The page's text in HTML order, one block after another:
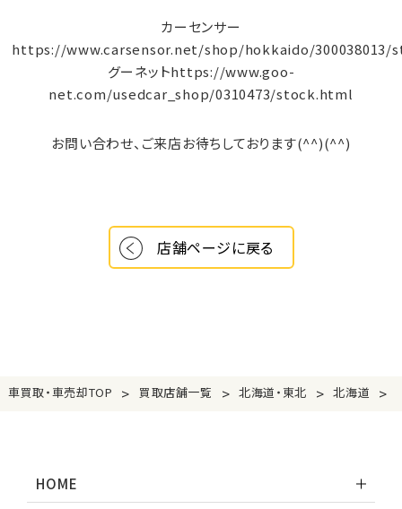
カーセンサー
https://www.carsensor.net/shop/hokkaido/
グーネットhttps://www.goo-
net.com/usedcar_shop/0310473/stock.html
お問い合わせ、ご来店お待ちしております(^^)(^^)
店舗ページに戻る
車買取・車売却TOP > 買取店舗一覧 > 北海道・東北 > 北海道 >
HOME